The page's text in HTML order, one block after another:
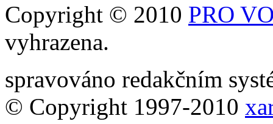
Copyright © 2010 PRO
vyhrazena.
spravováno redakčním
© Copyright 1997-2010